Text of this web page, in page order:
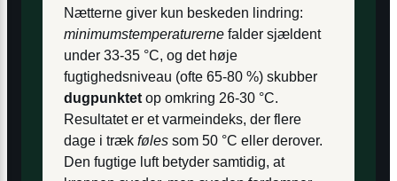
Nætterne giver kun beskeden lindring:
minimumstemperaturerne falder sjældent
under 33-35 °C, og det høje
fugtighedsniveau (ofte 65-80 %) skubber
dugpunktet op omkring 26-30 °C.
Resultatet er et varmeindeks, der flere
dage i træk føles som 50 °C eller derover.
Den fugtige luft betyder samtidig, at